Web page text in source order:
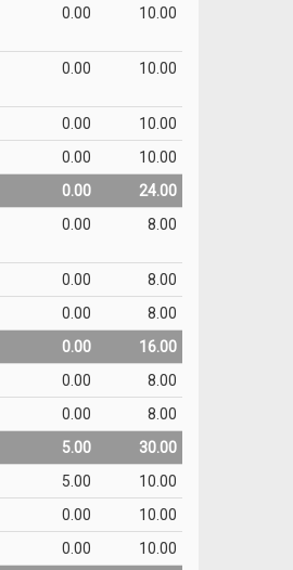
0.00 10.00
0.00 10.00
0.00
10.00
0.00
10.00
0.00
24.00
0.00 8.00
0.00
8.00
0.00
8.00
0.00
16.00
0.00
8.00
0.00
8.00
5.00
30.00
5.00
10.00
0.00
10.00
0.00
10.00